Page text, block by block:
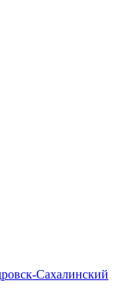
Сахалинский